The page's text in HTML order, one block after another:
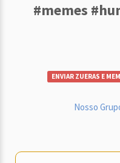
#memes
ENVIAR ZUERAS E
Nosso